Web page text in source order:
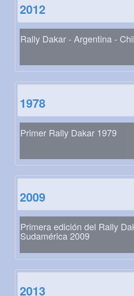
2012
Rally Dakar - Argentina -
1978
Primer Rally Dakar 1979
2009
Primera edición del Rally
Sudamérica 2009
2013